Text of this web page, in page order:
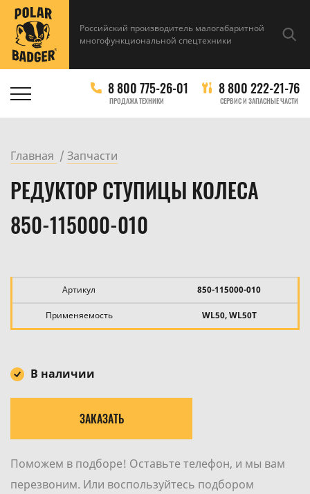
Российский производитель малогабаритной
многофункциональной спецтехники
8 800 775-26-01
ПРОДАЖА ТЕХНИКИ
8 800 222-21-76
СЕРВИС И ЗАПАСНЫЕ ЧАСТИ
Главная Запчасти
РЕДУКТОР СТУПИЦЫ КОЛЕСА
850-115000-010
Артикул 850-115000-010
Применяемость WL50, WL50T
В наличии
ЗАКАЗАТЬ
Поможем в подборе! Оставьте телефон, и мы вам
перезвоним. Или воспользуйтесь подбором